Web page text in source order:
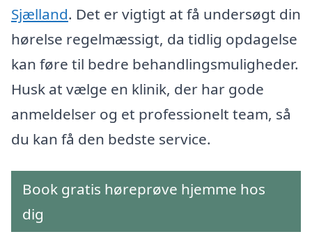
Sjælland. Det er vigtigt at få undersøgt din
hørelse regelmæssigt, da tidlig opdagelse
kan føre til bedre behandlingsmuligheder.
Husk at vælge en klinik, der har gode
anmeldelser og et professionelt team, så
du kan få den bedste service.
Book gratis høreprøve hjemme hos
dig